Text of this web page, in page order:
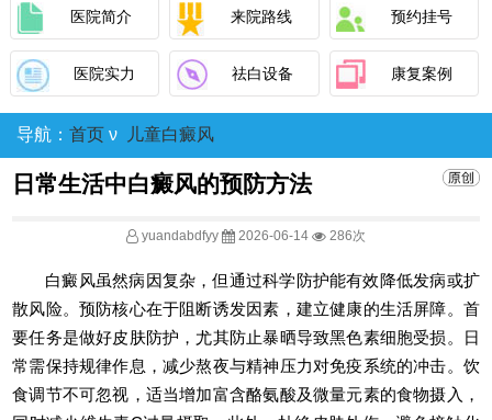
医院简介 来院路线 预约挂号
医院实力 祛白设备 康复案例
导航： 首页 ν 儿童白癜风
日常生活中白癜风的预防方法
yuandabdfyy 2026-06-14 286次
白癜风虽然病因复杂，但通过科学防护能有效降低发病或扩
散风险。预防核心在于阻断诱发因素，建立健康的生活屏障。首
要任务是做好皮肤防护，尤其防止暴晒导致黑色素细胞受损。日
常需保持规律作息，减少熬夜与精神压力对免疫系统的冲击。饮
食调节不可忽视，适当增加富含酪氨酸及微量元素的食物摄入，